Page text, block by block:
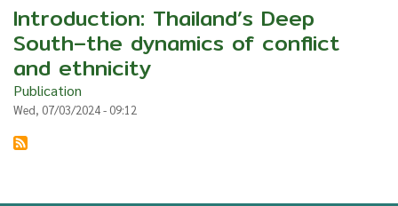
Introduction: Thailand’s Deep
South–the dynamics of conflict
and ethnicity
Publication
Wed, 07/03/2024 - 09:12